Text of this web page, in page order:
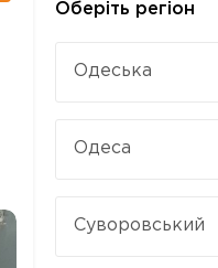
Оберіть регіон
Одеська
Одеса
Суворовський